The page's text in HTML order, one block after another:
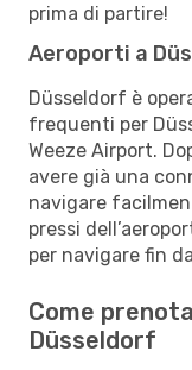
prima di partire!
Aeroporti a
Düsseldorf è
frequenti per
Weeze Airport.
avere già una
navigare
pressi
per navigare fin
Come
Düsseldorf